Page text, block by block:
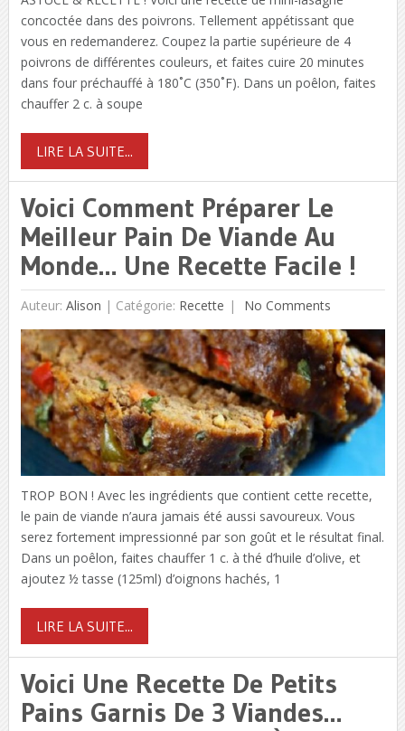
concoctée dans des poivrons. Tellement appétissant que
vous en redemanderez. Coupez la partie supérieure de 4
poivrons de différentes couleurs, et faites cuire 20 minutes
dans four préchauffé à 180˚C (350˚F). Dans un poêlon, faites
chauffer 2 c. à soupe
LIRE LA SUITE...
Voici Comment Préparer Le
Meilleur Pain De Viande Au
Monde… Une Recette Facile !
Auteur: Alison | Catégorie: Recette No Comments
TROP BON ! Avec les ingrédients que contient cette recette,
le pain de viande n’aura jamais été aussi savoureux. Vous
serez fortement impressionné par son goût et le résultat final.
Dans un poêlon, faites chauffer 1 c. à thé d’huile d’olive, et
ajoutez ½ tasse (125ml) d’oignons hachés, 1
LIRE LA SUITE...
Voici Une Recette De Petits
Pains Garnis De 3 Viandes…